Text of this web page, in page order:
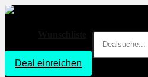
Deal einreichen